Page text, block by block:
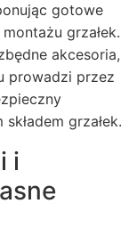
gotowe
grzałek.
akcesoria,
prowadzi przez
grzałek.
i